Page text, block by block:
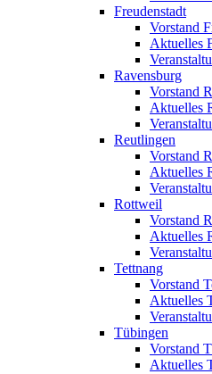
Freudenstadt
Vorstand
Aktuelles
Ravensburg
Vorstand
Aktuelles
Reutlingen
Vorstand
Aktuelles
Rottweil
Vorstand
Aktuelles
Tettnang
Vorstand
Aktuelles
Tübingen
Vorstand
Aktuelles